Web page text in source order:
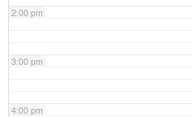
2:00 pm
3:00 pm
4:00 pm